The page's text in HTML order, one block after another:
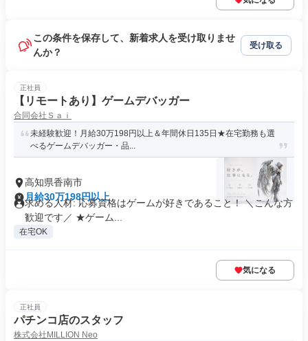
この条件を保存して、新着求人を受け取りませ
んか？
受け取る
正社員
【リモートあり】ゲームデバッガー
合同会社Ｓａｉ
未経験歓迎！月給30万198円以上＆年間休日135日★在宅勤務も選
べるゲームデバッガー・品...
高知県香南市
月給30万198円以上
求める人材: 応募資格はゲームが好きであること！ ＼こんな方
歓迎です／ ★ゲーム...
在宅OK
気になる
正社員
パチンコ店のスタッフ
株式会社MILLION Neo